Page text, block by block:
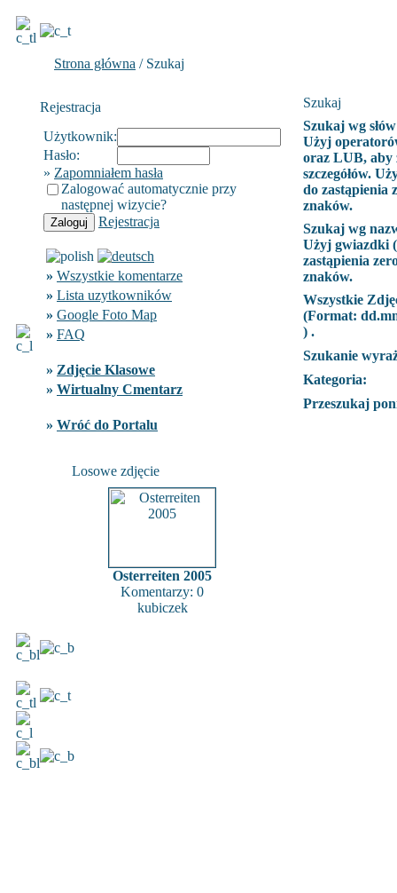
Strona główna / Szukaj
Rejestracja
Użytkownik:
Hasło:
» Zapomniałem hasła
Zalogować automatycznie przy
następnej wizycie?
Rejestracja
» Wszystkie komentarze
» Lista uzytkowników
» Google Foto Map
» FAQ
» Zdjęcie Klasowe
» Wirtualny Cmentarz
» Wróć do Portalu
Losowe zdjęcie
Osterreiten 2005
Komentarzy: 0
kubiczek
Szukaj
Szukaj wg
Użyj
oraz LUB, aby
szczegółów.
do zastąpienia
znaków.
Szukaj wg
Użyj gwiazdki
zastąpienia
znaków.
Wszystkie
(Format:
) .
Szukanie
Kategoria:
Przeszukaj